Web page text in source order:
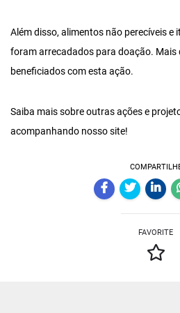
Além disso, alimentos não perecíveis e
foram arrecadados para doação. Mais
beneficiados com esta ação.
Saiba mais sobre outras ações e
acompanhando nosso site!
FAVORITE